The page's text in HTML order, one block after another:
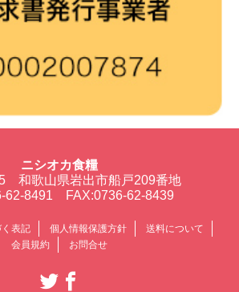
ニシオカ食糧
和歌山県岩出市船戸209番地
62-8491 FAX:0736-62-8439
表記 個人情報保護方針
送料について
会員規約
お問合せ